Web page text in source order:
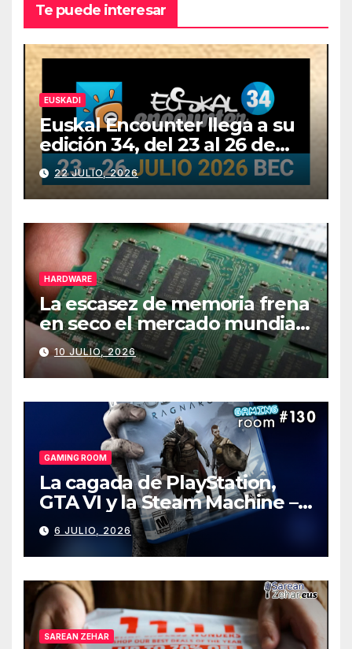
Te puede interesar
EUSKADI
Euskal Encounter llega a su
edición 34, del 23 al 26 de
julio
22 JULIO, 2026
HARDWARE
La escasez de memoria frena
en seco el mercado mundial
de PCs
10 JULIO, 2026
GAMING ROOM
La cagada de PlayStation,
GTA VI y la Steam Machine –
Gaming Room #130
6 JULIO, 2026
SAREAN ZEHAR